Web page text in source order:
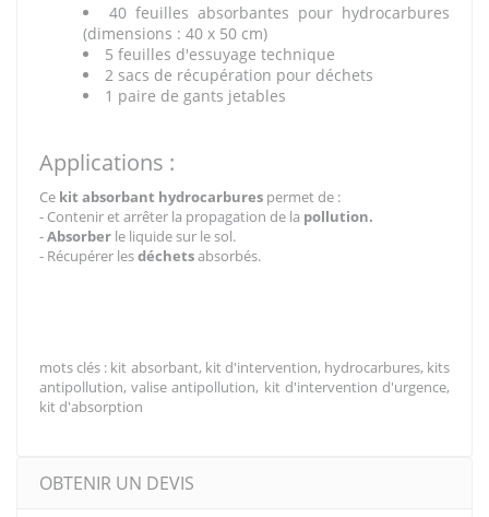
40 feuilles absorbantes pour hydrocarbures
(dimensions : 40 x 50 cm)
5 feuilles d'essuyage technique
2 sacs de récupération pour déchets
1 paire de gants jetables
Applications :
Ce kit absorbant hydrocarbures permet de :
- Contenir et arrêter la propagation de la pollution.
-Absorber le liquide sur le sol.
- Récupérer lesdéchetsabsorbés.
mots clés : kit absorbant, kit d'intervention, hydrocarbures, kits
antipollution, valise antipollution, kit d'intervention d'urgence,
kit d'absorption
OBTENIR UN DEVIS